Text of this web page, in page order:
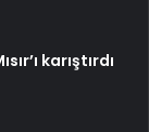
karıştırdı